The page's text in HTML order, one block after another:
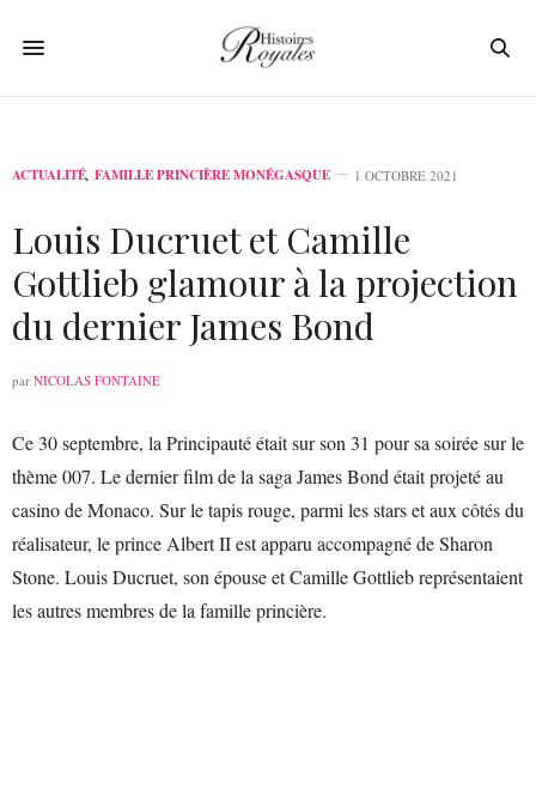
ACTUALITÉ, FAMILLE PRINCIÈRE MONÉGASQUE 1 OCTOBRE 2021
Louis Ducruet et Camille
Gottlieb glamour à la projection
du dernier James Bond
par NICOLAS FONTAINE
Ce 30 septembre, la Principauté était sur son 31 pour sa soirée sur le
thème 007. Le dernier film de la saga James Bond était projeté au
casino de Monaco. Sur le tapis rouge, parmi les stars et aux côtés du
réalisateur, le prince Albert II est apparu accompagné de Sharon
Stone. Louis Ducruet, son épouse et Camille Gottlieb représentaient
les autres membres de la famille princière.